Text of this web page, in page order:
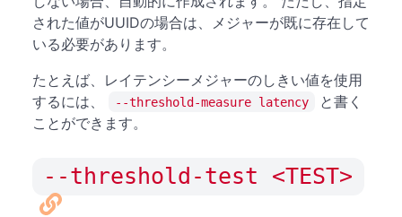
された値がUUIDの場合は、メジャーが既に存在して
いる必要があります。
たとえば、レイテンシーメジャーのしきい値を使用
するには、
--threshold-measure latency
と書く
ことができます。
--threshold-test <TEST>